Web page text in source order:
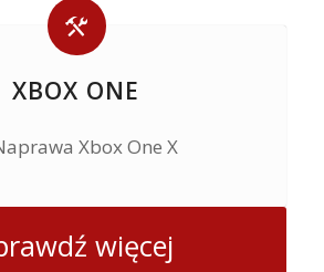
XBOX ONE
więcej